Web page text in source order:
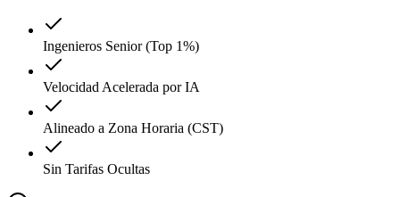
Ingenieros Senior (Top 1%)
Velocidad Acelerada por IA
Alineado a Zona Horaria (CST)
Sin Tarifas Ocultas